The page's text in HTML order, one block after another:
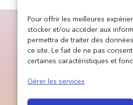
Pour offrir les meilleures
stocker et/ou accéder aux
permettra de traiter des
ce site. Le fait de ne pas
certaines caractéristiques et
Gérer les services
INFORMATIONS
Conditions générales de